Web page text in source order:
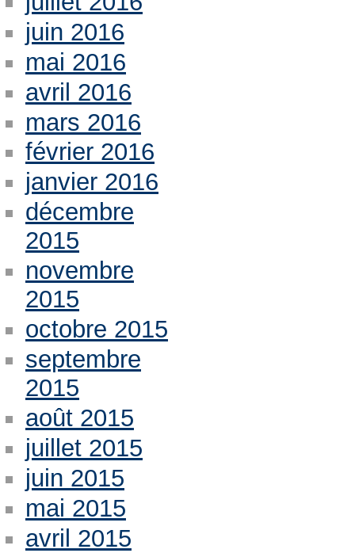
juin 2016
mai 2016
avril 2016
mars 2016
février 2016
janvier 2016
décembre
2015
novembre
2015
octobre 2015
septembre
2015
août 2015
juillet 2015
juin 2015
mai 2015
avril 2015